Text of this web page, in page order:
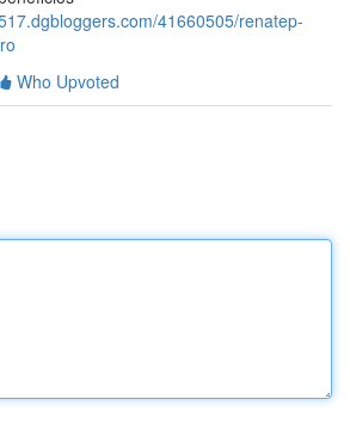
41660505/renatep-
Who Upvoted